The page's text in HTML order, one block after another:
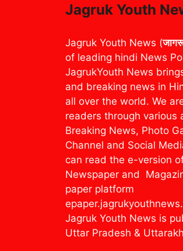
Jagruk Youth
Jagruk Youth News (
of leading hindi News
JagrukYouth News
and breaking news in
all over the world. We
readers through various
Breaking News, Photo
Channel and Social
can read the e-version
Newspaper and
paper platform
Jagruk Youth News is
Uttar Pradesh &